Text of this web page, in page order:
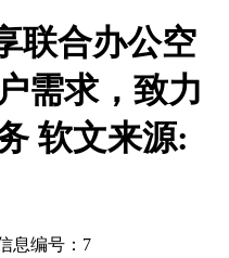
联合办公空
需求，致力
软文来源:
息编号：7